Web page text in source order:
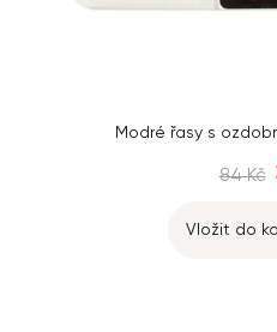
Modré řasy s
84 Kč
Vložit do